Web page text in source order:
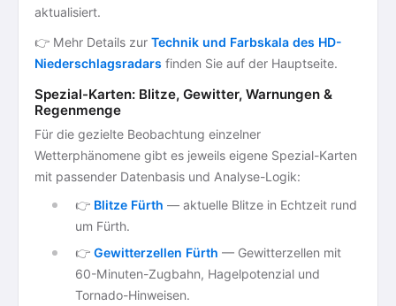
aktualisiert.
👉 Mehr Details zur Technik und Farbskala des HD-
Niederschlagsradars finden Sie auf der Hauptseite.
Spezial-Karten: Blitze, Gewitter, Warnungen &
Regenmenge
Für die gezielte Beobachtung einzelner
Wetterphänomene gibt es jeweils eigene Spezial-Karten
mit passender Datenbasis und Analyse-Logik:
👉 Blitze Fürth — aktuelle Blitze in Echtzeit rund
um Fürth.
👉 Gewitterzellen Fürth — Gewitterzellen mit
60-Minuten-Zugbahn, Hagelpotenzial und
Tornado-Hinweisen.